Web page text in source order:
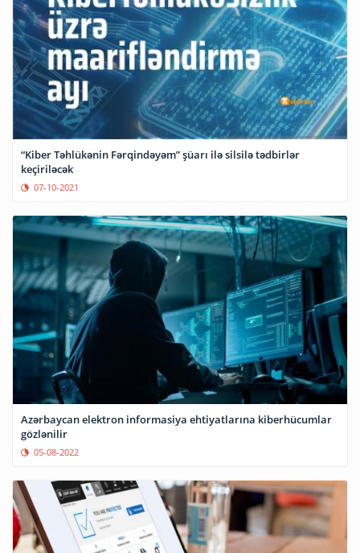
“Kiber Təhlükənin Fərqindəyəm” şüarı ilə silsilə tədbirlər
keçiriləcək
07-10-2021
Azərbaycan elektron informasiya ehtiyatlarına kiberhücumlar
gözlənilir
05-08-2022